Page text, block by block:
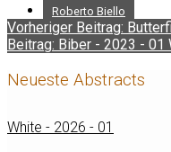
Roberto Biello
Vorheriger Beitrag:
Beitrag: Biber - 2023 - 01
Neueste Abstracts
White - 2026 - 01